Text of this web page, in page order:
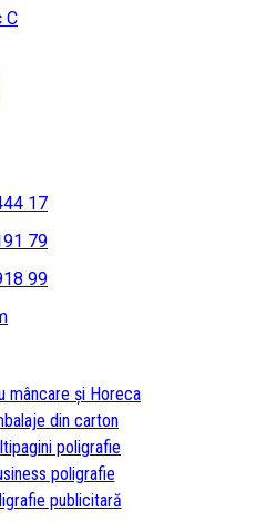
C
17
79
99
mâncare și Horeca
din carton
poligrafie
poligrafie
publicitară